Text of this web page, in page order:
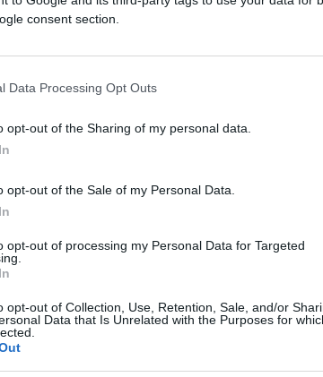
consent section.
Data Processing Opt Outs
opt-out of the Sharing of my personal data.
opt-out of the Sale of my Personal Data.
opt-out of processing my Personal Data for Targeted
opt-out of Collection, Use, Retention, Sale, and/or
Data that Is Unrelated with the Purposes for
Politica della Lega a Roma, Descalzi
pandemia alle tensioni in Ucraina,
energetici.
sul gas russo
sospendere il
cubi di gas naturale liquefatto
sospendere il
cubi di gnl (gas naturale liquefatto)
chi andrà a produrre questi 20
tale provochi un ulteriore stress,
“Ma l’Ue non ha ancora un progetto